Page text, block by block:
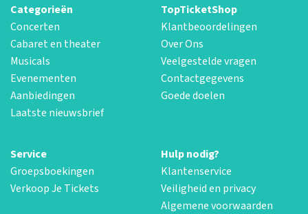
Categorieën
Concerten
Cabaret en theater
Musicals
Evenementen
Aanbiedingen
Laatste nieuwsbrief
TopTicketShop
Klantbeoordelingen
Over Ons
Veelgestelde vragen
Contactgegevens
Goede doelen
Service
Groepsboekingen
Verkoop Je Tickets
Hulp nodig?
Klantenservice
Veiligheid en privacy
Algemene voorwaarden